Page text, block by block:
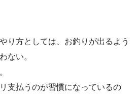
り方としては、お釣りが出るよう
ない。
支払うのが習慣になっているの